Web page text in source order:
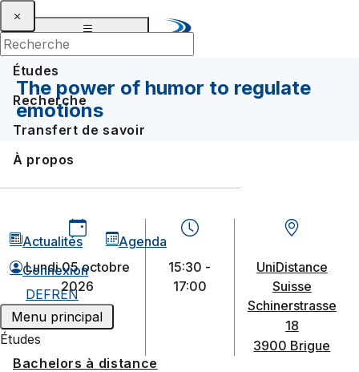
Études
Recherche
Transfert de savoir
À propos
Actualités
Agenda
Connexion
DEFREN
Menu principal
Études
Bachelors à distance
The power of humor to regulate
emotions
lundi 05 octobre
2026
15:30 -
17:00
UniDistance
Suisse
Schinerstrasse
18
3900 Brigue